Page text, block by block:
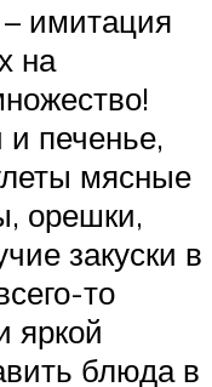
имитация
на
печенье,
мясные
орешки,
закуски в
то
яркой
блюда в